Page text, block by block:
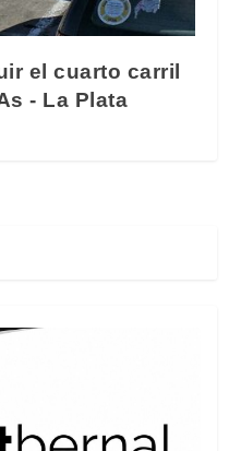
el cuarto carril
- La Plata